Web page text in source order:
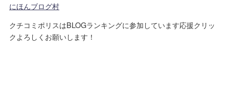
にほんブログ村
クチコミポリスはBLOGランキングに参加しています応援クリッ
クよろしくお願いします！